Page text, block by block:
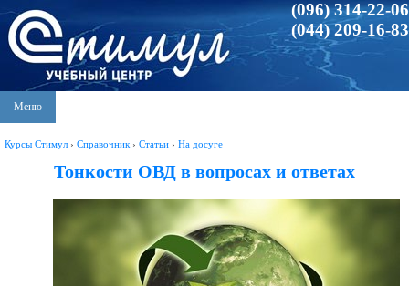
(096) 314-22-06
(044) 209-16-83
Меню
Курсы Стимул › Справочник › Статьи › На досуге
Тонкости ОВД в вопросах и ответах